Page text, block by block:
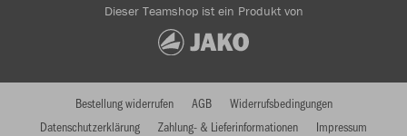
Dieser Teamshop ist ein Produkt von
Bestellung widerrufen AGB
Widerrufsbedingungen
Datenschutzerklärung
Zahlung- & Lieferinformationen Impressum